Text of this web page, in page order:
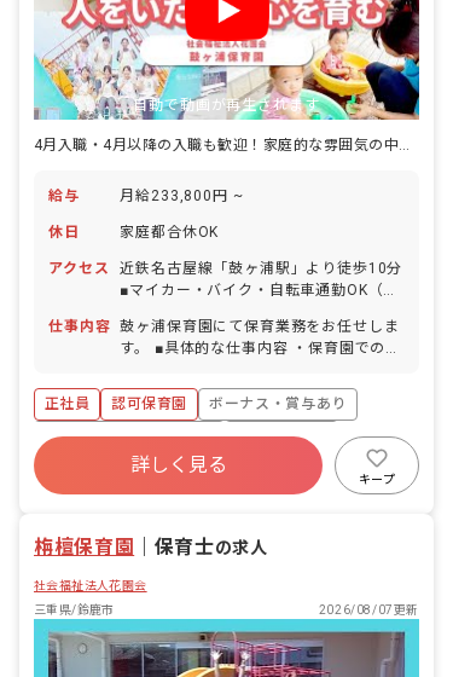
自動で動画が再生されます
4月入職・4月以降の入職も歓迎！家庭的な雰囲気の中で保育をしませんか？
給与 月給233,800円 ~
休日 家庭都合休OK
アクセス
近鉄名古屋線「鼓ヶ浦駅」より徒歩10分
■マイカー・バイク・自転車通勤OK（無
仕事内容 鼓ヶ浦保育園にて保育業務をお任せしま
す。 ■具体的な仕事内容 ・保育園での保
び ・給食、お昼寝、トイレのサポート
・保護者との連携（アプリ含む） ・書類
作成（週案、月案、会議議事録など） ・
連絡帳記入、他
正社員 認可保育園
ボーナス・賞与あり
寮・住宅・家賃補助あり
社会保険完備
福利厚生充実
退職金制度
詳しく見る
キープ
栴檀保育園 保育士の求人
社会福祉法人花園会
三重県/鈴鹿市
2026/08/07更新